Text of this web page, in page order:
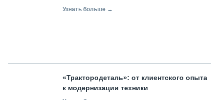
Узнать больше →
«Трактородеталь»: от клиентского опыта
к модернизации техники